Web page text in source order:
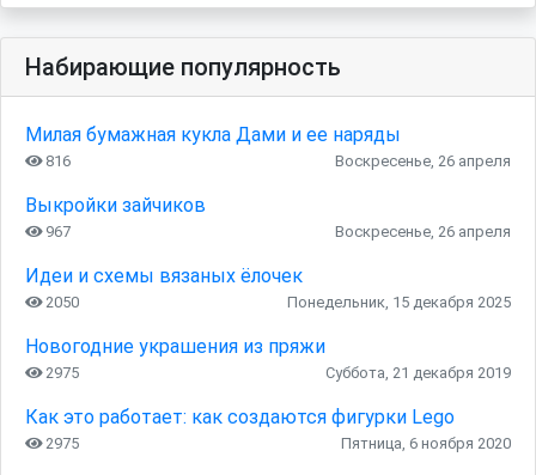
Набирающие популярность
Милая бумажная кукла Дами и ее наряды
816 Воскресенье, 26 апреля
Выкройки зайчиков
967 Воскресенье, 26 апреля
Идеи и схемы вязаных ёлочек
2050 Понедельник, 15 декабря 2025
Новогодние украшения из пряжи
2975 Суббота, 21 декабря 2019
Как это работает: как создаются фигурки Lego
2975 Пятница, 6 ноября 2020